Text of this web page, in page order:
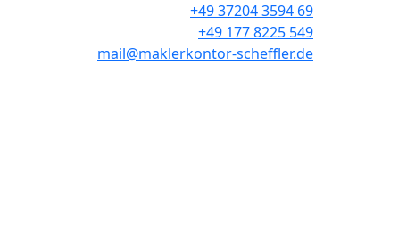
+49 37204 3594 69
+49 177 8225 549
mail@maklerkontor-scheffler.de